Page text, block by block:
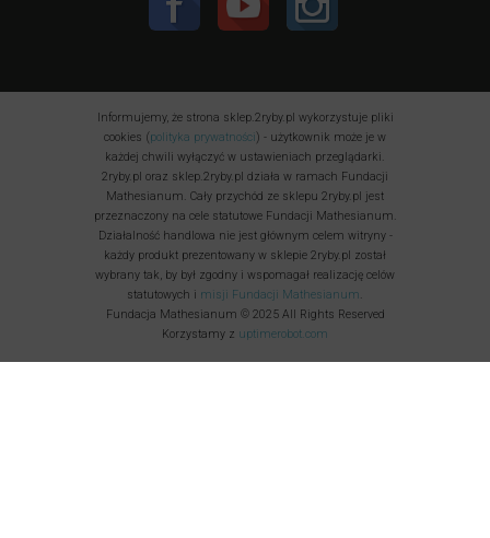
Informujemy, że strona sklep.2ryby.pl wykorzystuje pliki
cookies (polityka prywatności) - użytkownik może je w
każdej chwili wyłączyć w ustawieniach przeglądarki.
2ryby.pl oraz sklep.2ryby.pl działa w ramach Fundacji
Mathesianum. Cały przychód ze sklepu 2ryby.pl jest
przeznaczony na cele statutowe Fundacji Mathesianum.
Działalność handlowa nie jest głównym celem witryny -
każdy produkt prezentowany w sklepie 2ryby.pl został
wybrany tak, by był zgodny i wspomagał realizację celów
statutowych i misji Fundacji Mathesianum.
Fundacja Mathesianum © 2025 All Rights Reserved
Korzystamy z uptimerobot.com